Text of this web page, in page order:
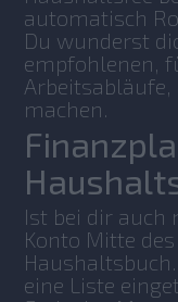
automatisch
Du wunderst
empfohlenen,
machen.
Ist bei dir auch
Konto Mitte
eine Liste